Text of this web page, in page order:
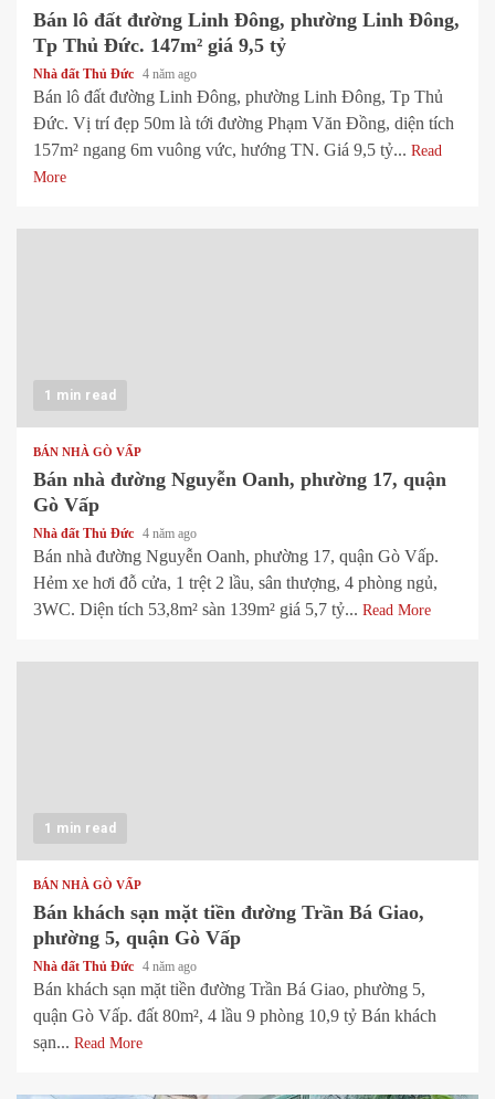
Bán lô đất đường Linh Đông, phường Linh Đông,
Tp Thủ Đức. 147m² giá 9,5 tỷ
Nhà đất Thủ Đức 4 năm ago
Bán lô đất đường Linh Đông, phường Linh Đông, Tp Thủ
Đức. Vị trí đẹp 50m là tới đường Phạm Văn Đồng, diện tích
157m² ngang 6m vuông vức, hướng TN. Giá 9,5 tỷ... Read
More
1 min read
BÁN NHÀ GÒ VẤP
Bán nhà đường Nguyễn Oanh, phường 17, quận
Gò Vấp
Nhà đất Thủ Đức 4 năm ago
Bán nhà đường Nguyễn Oanh, phường 17, quận Gò Vấp.
Hẻm xe hơi đỗ cửa, 1 trệt 2 lầu, sân thượng, 4 phòng ngủ,
3WC. Diện tích 53,8m² sàn 139m² giá 5,7 tỷ... Read More
1 min read
BÁN NHÀ GÒ VẤP
Bán khách sạn mặt tiền đường Trần Bá Giao,
phường 5, quận Gò Vấp
Nhà đất Thủ Đức 4 năm ago
Bán khách sạn mặt tiền đường Trần Bá Giao, phường 5,
quận Gò Vấp. đất 80m², 4 lầu 9 phòng 10,9 tỷ Bán khách
sạn... Read More